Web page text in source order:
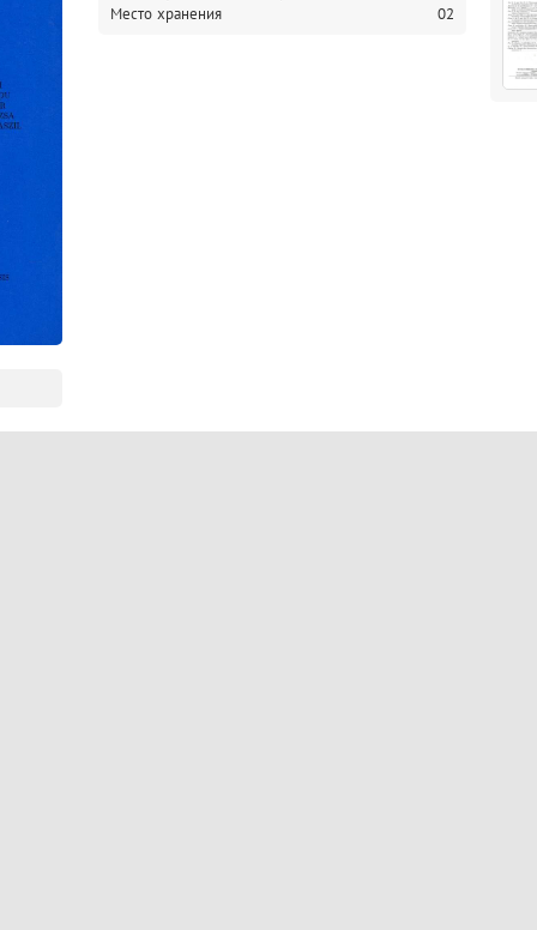
Место хранения
02